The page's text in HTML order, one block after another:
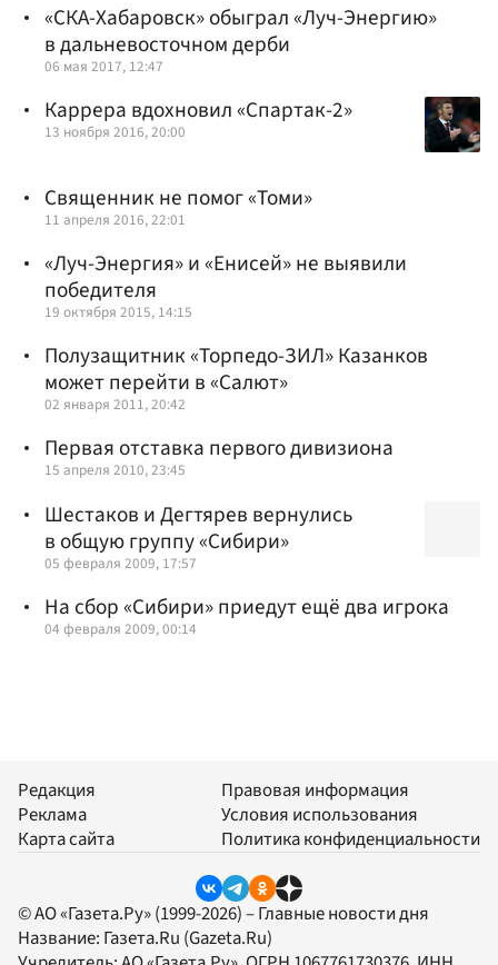
«СКА-Хабаровск» обыграл «Луч-Энергию»
в дальневосточном дерби
06 мая 2017, 12:47
Каррера вдохновил «Спартак-2»
13 ноября 2016, 20:00
Священник не помог «Томи»
11 апреля 2016, 22:01
«Луч-Энергия» и «Енисей» не выявили
победителя
19 октября 2015, 14:15
Полузащитник «Торпедо-ЗИЛ» Казанков
может перейти в «Салют»
02 января 2011, 20:42
Первая отставка первого дивизиона
15 апреля 2010, 23:45
Шестаков и Дегтярев вернулись
в общую группу «Сибири»
05 февраля 2009, 17:57
На сбор «Сибири» приедут ещё два игрока
04 февраля 2009, 00:14
Редакция
Реклама
Карта сайта
Правовая информация
Условия использования
Политика конфиденциальности
© АО «Газета.Ру» (1999-2026) – Главные новости дня
Название: Газета.Ru (Gazeta.Ru)